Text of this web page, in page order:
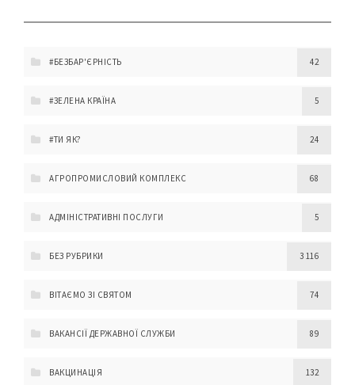
#БЕЗБАР'ЄРНІСТЬ 42
#ЗЕЛЕНА КРАЇНА 5
#ТИ ЯК? 24
АГРОПРОМИСЛОВИЙ КОМПЛЕКС 68
АДМІНІСТРАТИВНІ ПОСЛУГИ 5
БЕЗ РУБРИКИ 3 116
ВІТАЄМО ЗІ СВЯТОМ 74
ВАКАНСІЇ ДЕРЖАВНОЇ СЛУЖБИ 89
ВАКЦИНАЦІЯ 132